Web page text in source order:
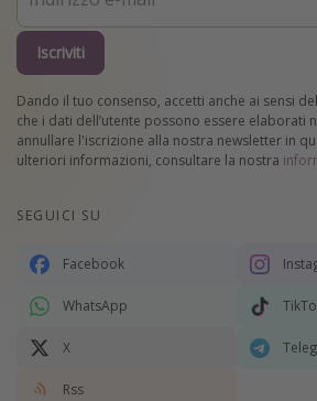
Iscriviti
Dando il tuo consenso, accetti anche ai sensi
che i dati dell’utente possono essere elaborati
annullare l'iscrizione alla nostra newsletter in
ulteriori informazioni, consultare la nostra
SEGUICI SU
Facebook
WhatsApp
X
Rss